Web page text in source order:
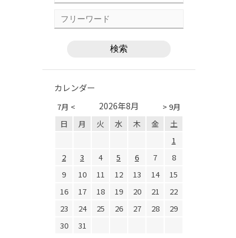
カレンダー
7月 < > 9月
2026年8月
日 月 火 水 木 金
土
1
2
3 4 5 6 7
8
9
10 11 12 13 14
15
16
17 18 19 20 21
22
23
24 25 26 27 28
29
30
31